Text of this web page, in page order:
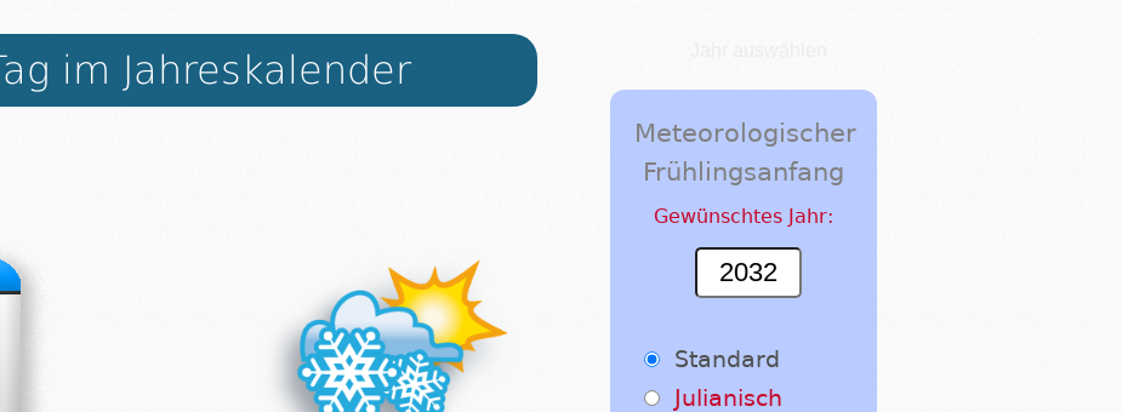
im Jahreskalender
Meteorologischer
Frühlingsanfang
Gewünschtes Jahr:
Standard
Julianisch